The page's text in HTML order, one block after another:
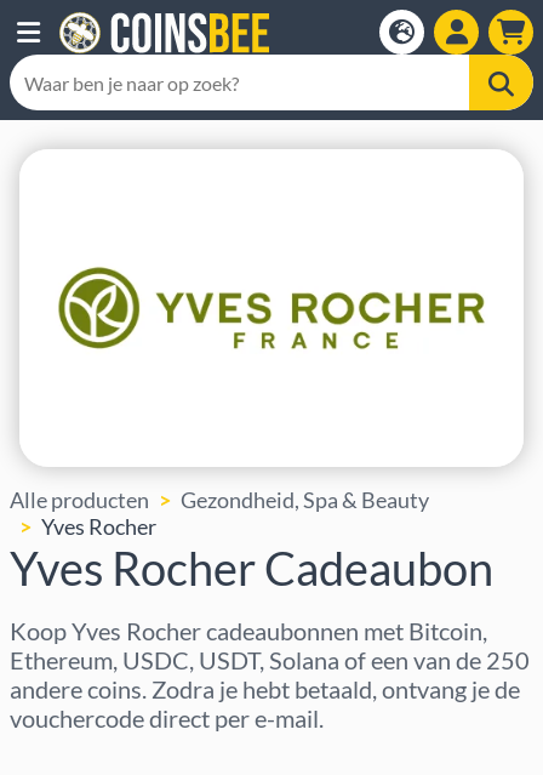
Alle producten
Gezondheid, Spa & Beauty
Yves Rocher
Yves Rocher Cadeaubon
Koop Yves Rocher cadeaubonnen met Bitcoin,
Ethereum, USDC, USDT, Solana of een van de 250
andere coins. Zodra je hebt betaald, ontvang je de
vouchercode direct per e-mail.